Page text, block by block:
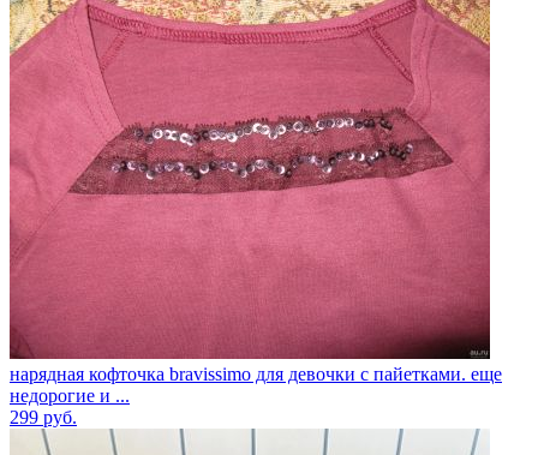
нарядная кофточка bravissimo для девочки с пайетками. еще
недорогие и ...
299 руб.